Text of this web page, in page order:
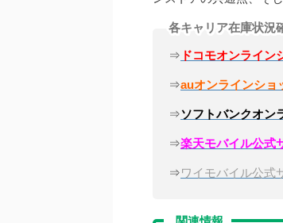
各キャリア在庫状況
⇒ ドコモオンライン
⇒auオンラインショ
⇒ソフトバンクオン
⇒楽天モバイル公式
⇒ワイモバイル公式